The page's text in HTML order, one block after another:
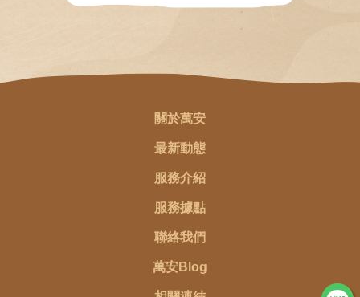
關於萬安
最新動態
服務介紹
服務據點
聯絡我們
萬安Blog